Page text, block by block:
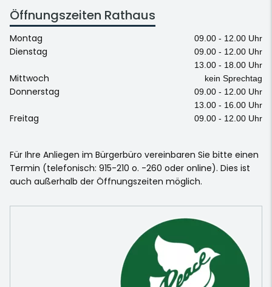
Öffnungszeiten Rathaus
Montag 09.00 - 12.00 Uhr
Dienstag
09.00 - 12.00 Uhr
13.00 - 18.00 Uhr
Mittwoch kein Sprechtag
Donnerstag
09.00 - 12.00 Uhr
13.00 - 16.00 Uhr
Freitag 09.00 - 12.00 Uhr
Für Ihre Anliegen im Bürgerbüro vereinbaren Sie bitte einen
Termin (telefonisch: 915-210 o. -260 oder online). Dies ist
auch außerhalb der Öffnungszeiten möglich.